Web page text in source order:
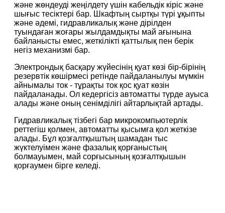
және жөндеуді жеңілдету үшін кабельдік кіріс және
шығыс тесіктері бар. Шкафтың сыртқы түрі ұқыпты
және әдемі, гидравликалық және дірілден
туындаған жоғары жылдамдықты май ағынына
байланысты емес, жеткілікті қаттылық пен берік
негіз механизмі бар.
Электрондық басқару жүйесінің қуат көзі бір-бірінің
резервтік көшірмесі ретінде пайдаланылуы мүмкін
айнымалы ток - тұрақты ток қос қуат көзін
пайдаланады. Ол кедергісіз автоматты түрде ауыса
алады және оның сенімділігі айтарлықтай артады.
Гидравликалық тізбегі бар микрокомпьютерлік
реттегіш қолмен, автоматты қысымға қол жеткізе
алады. Бұл қозғалтқыштың шамадан тыс
жүктелуімен және фазалық қорғаныстың
болмауымен, май сорғысының қозғалтқышын
қорғаумен бірге келеді.